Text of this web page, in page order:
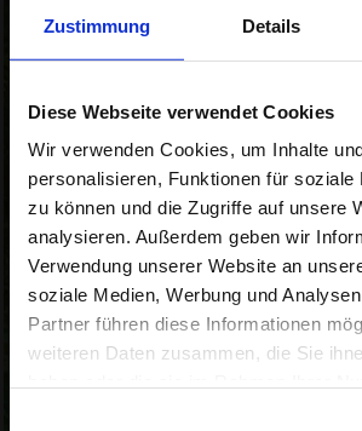
Zustimmung Details
Diese Webseite verwendet Cookies
Wir verwenden Cookies, um Inhalte
personalisieren, Funktionen für soziale
zu können und die Zugriffe auf unsere
analysieren. Außerdem geben wir
Verwendung unserer Website an
soziale Medien, Werbung und
Partner führen diese Informationen
weiteren Daten zusammen, die Sie
(F), Sondershausen, Reggio Emilia (I)